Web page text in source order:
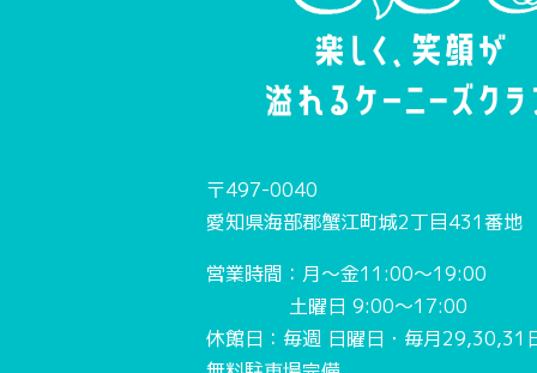
〒497-0040
愛知県海部郡蟹江町城2丁目431番地
営業時間：月〜金11:00〜19:00
土曜日 9:00〜17:00
休館日：毎週 日曜日・毎月29,30,31